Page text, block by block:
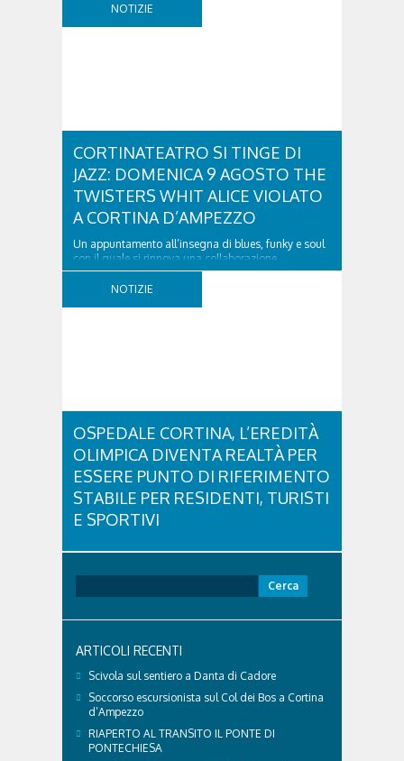
NOTIZIE
CORTINATEATRO SI TINGE DI
JAZZ: DOMENICA 9 AGOSTO THE
TWISTERS WHIT ALICE VIOLATO
A CORTINA D’AMPEZZO
Un appuntamento all’insegna di blues, funky e soul
con il quale si rinnova una collaborazione
collaudata, quella con il Dolomiti Blues&Soul
Festival. Domenica 9 agosto alle 18.00 in piazza
NOTIZIE
OSPEDALE CORTINA, L’EREDITÀ
OLIMPICA DIVENTA REALTÀ PER
ESSERE PUNTO DI RIFERIMENTO
STABILE PER RESIDENTI, TURISTI
E SPORTIVI
territorio dolomitico. Ospedale Cortina -
struttura parte di GVM Care & Research che durante i
delegazioni e pubblico, sta per entrare in una...
per:
ARTICOLI RECENTI
Scivola sul sentiero a Danta di Cadore
Soccorso escursionista sul Col dei Bos a Cortina
d’Ampezzo
RIAPERTO AL TRANSITO IL PONTE DI
PONTECHIESA